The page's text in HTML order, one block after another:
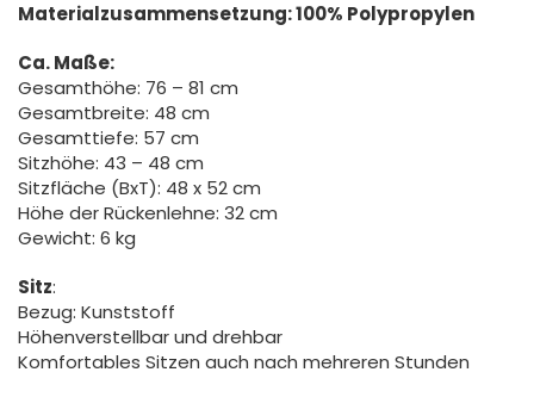
Materialzusammensetzung: 100% Polypropylen
Ca. Maße:
Gesamthöhe: 76 – 81 cm
Gesamtbreite: 48 cm
Gesamttiefe: 57 cm
Sitzhöhe: 43 – 48 cm
Sitzfläche (BxT): 48 x 52 cm
Höhe der Rückenlehne: 32 cm
Gewicht: 6 kg
Sitz:
Bezug: Kunststoff
Höhenverstellbar und drehbar
Komfortables Sitzen auch nach mehreren Stunden